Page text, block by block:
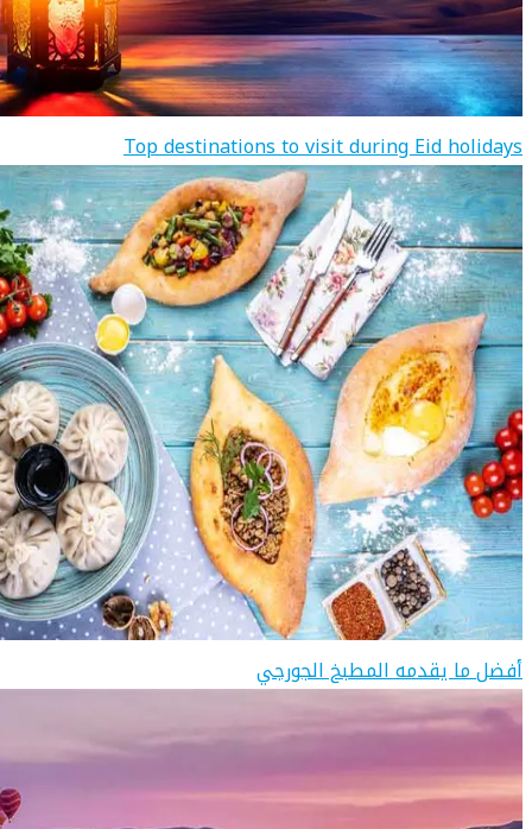
Top destinations to visit during Eid holidays
أفضل ما يقدمه المطبخ الجورجي